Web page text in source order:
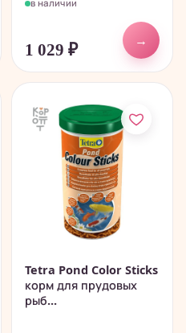
в наличии
1 029 ₽
→
Tetra Pond Color Sticks
корм для прудовых
рыб...